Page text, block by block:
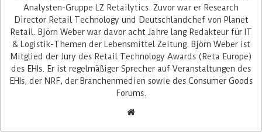
Daniel Koch, Managing Director von Aldi DX und
Aldi DX die Teams der Fachabteilungen und der
IT des Discounters vereint repräsentiere. Hinter
Analysten-Gruppe LZ Retailytics. Zuvor war er Research
Director Retail Technology und Deutschlandchef von Planet
Retail. Björn Weber war davor acht Jahre lang Redakteur für IT
& Logistik-Themen der Lebensmittel Zeitung. Björn Weber ist
Mitglied der Jury des Retail Technology Awards (Reta Europe)
des EHIs. Er ist regelmäßiger Sprecher auf Veranstaltungen des
EHIs, der NRF, der Branchenmedien sowie des Consumer Goods
Forums.